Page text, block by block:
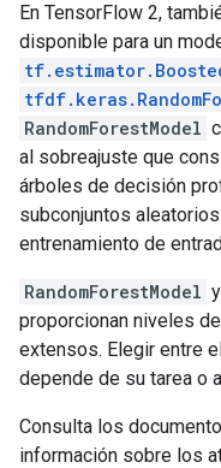
To silence this
Please report this
Cause: could not get
To silence this
WARNING:
Please report this
Cause: could not
To silence this
1/1
En TensorFlow 2,
disponible para un
RandomForestModel
al sobreajuste que
árboles de decisión
subconjuntos
entrenamiento de
RandomForestModel y
proporcionan niveles
extensos. Elegir entre
depende de su tarea o
Consulta los
información sobre los